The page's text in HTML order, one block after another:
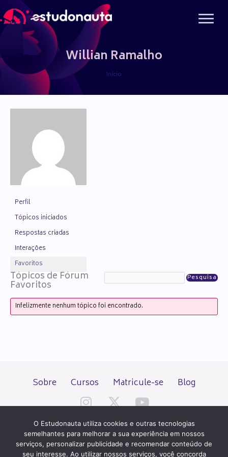
para
conteúdo
Willian Ramalho
Início
Perfil
Tópicos iniciados
Respostas criadas
Interações
Favoritos
Tópicos de Fórum
Favoritos
Infelizmente nenhum tópico foi encontrado.
Sobre Cursos Matricule-se Blog
O Estudonauta utiliza cookies e outras tecnologias
semelhantes para melhorar a sua experiência em nossos
serviços, personalizar publicidade e recomendar conteúdo de
seu interesse. Ao utilizar nossos serviços, você concorda